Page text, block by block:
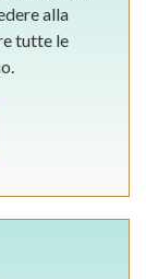
alla
tutte le